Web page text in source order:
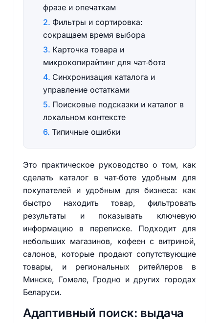
фразе и опечаткам
Фильтры и сортировка:
сокращаем время выбора
Карточка товара и
микрокопирайтинг для чат‑бота
Синхронизация каталога и
управление остатками
Поисковые подсказки и каталог в
локальном контексте
Типичные ошибки
Это практическое руководство о том, как
сделать каталог в чат‑боте удобным для
покупателей и удобным для бизнеса: как
быстро находить товар, фильтровать
результаты и показывать ключевую
информацию в переписке. Подходит для
небольших магазинов, кофеен с витриной,
салонов, которые продают сопутствующие
товары, и региональных ритейлеров в
Минске, Гомеле, Гродно и других городах
Беларуси.
Адаптивный поиск: выдача